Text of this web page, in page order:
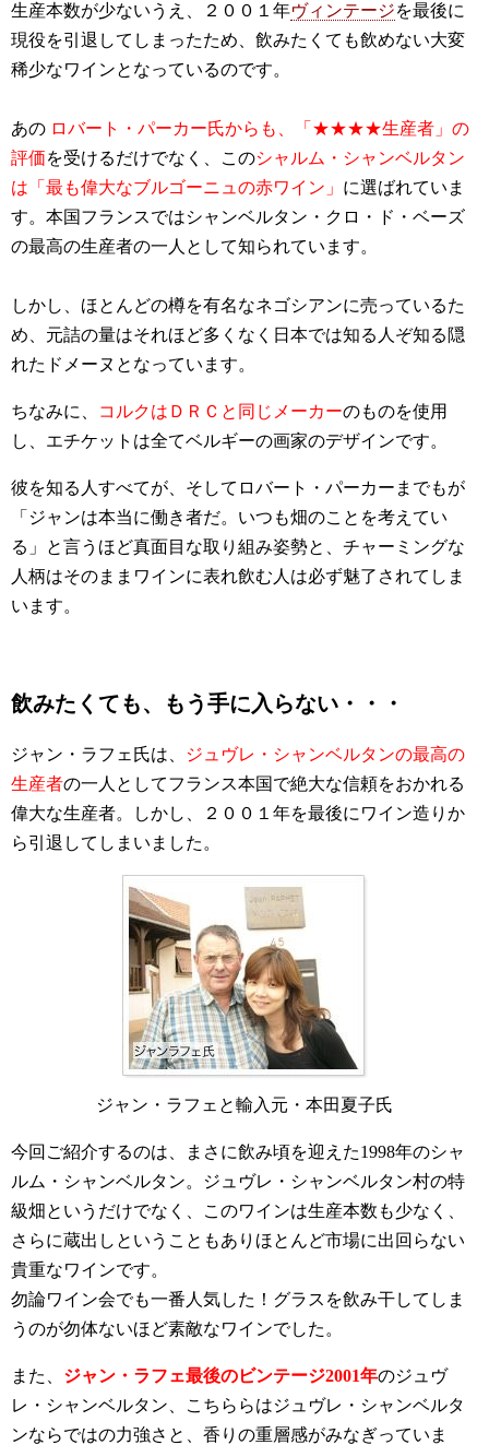
生産本数が少ないうえ、２００１年ヴィンテージを最後に
現役を引退してしまったため、飲みたくても飲めない大変
稀少なワインとなっているのです。
あの ロバート・パーカー氏からも、「★★★★生産者」の
評価を受けるだけでなく、このシャルム・シャンベルタン
は「最も偉大なブルゴーニュの赤ワイン」 に選ばれていま
す。本国フランスではシャンベルタン・クロ・ド・ベーズ
の最高の生産者の一人として知られています。
しかし、ほとんどの樽を有名なネゴシアンに売っているた
め、元詰の量はそれほど多くなく日本では知る人ぞ知る隠
れたドメーヌとなっています。
ちなみに、 コルクはＤＲＣと同じメーカーのものを使用
し、エチケットは全てベルギーの画家のデザインです。
彼を知る人すべてが、そしてロバート・パーカーまでもが
「ジャンは本当に働き者だ。いつも畑のことを考えてい
る」と言うほど真面目な取り組み姿勢と、チャーミングな
人柄はそのままワインに表れ飲む人は必ず魅了されてしま
います。
飲みたくても、もう手に入らない・・・
ジャン・ラフェ氏は、
ジュヴレ・シャンベルタンの最高の
生産者の一人としてフランス本国で絶大な信頼をおかれる
偉大な生産者。しかし、２００１年を最後にワイン造りか
ら引退してしまいました。
ジャン・ラフェと輸入元・本田夏子氏
今回ご紹介するのは、まさに飲み頃を迎えた1998年のシャ
ルム・シャンベルタン。ジュヴレ・シャンベルタン村の特
級畑というだけでなく、このワインは生産本数も少なく、
さらに蔵出しということもありほとんど市場に出回らない
貴重なワインです。
勿論ワイン会でも一番人気した！グラスを飲み干してしま
うのが勿体ないほど素敵なワインでした。
また、 ジャン・ラフェ最後のビンテージ2001年のジュヴ
レ・シャンベルタン、こちららはジュヴレ・シャンベルタ
ンならではの力強さと、香りの重層感がみなぎっていま